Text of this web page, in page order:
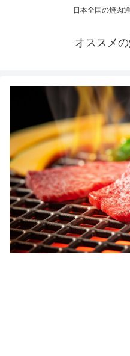
日本全国の焼肉
オススメ